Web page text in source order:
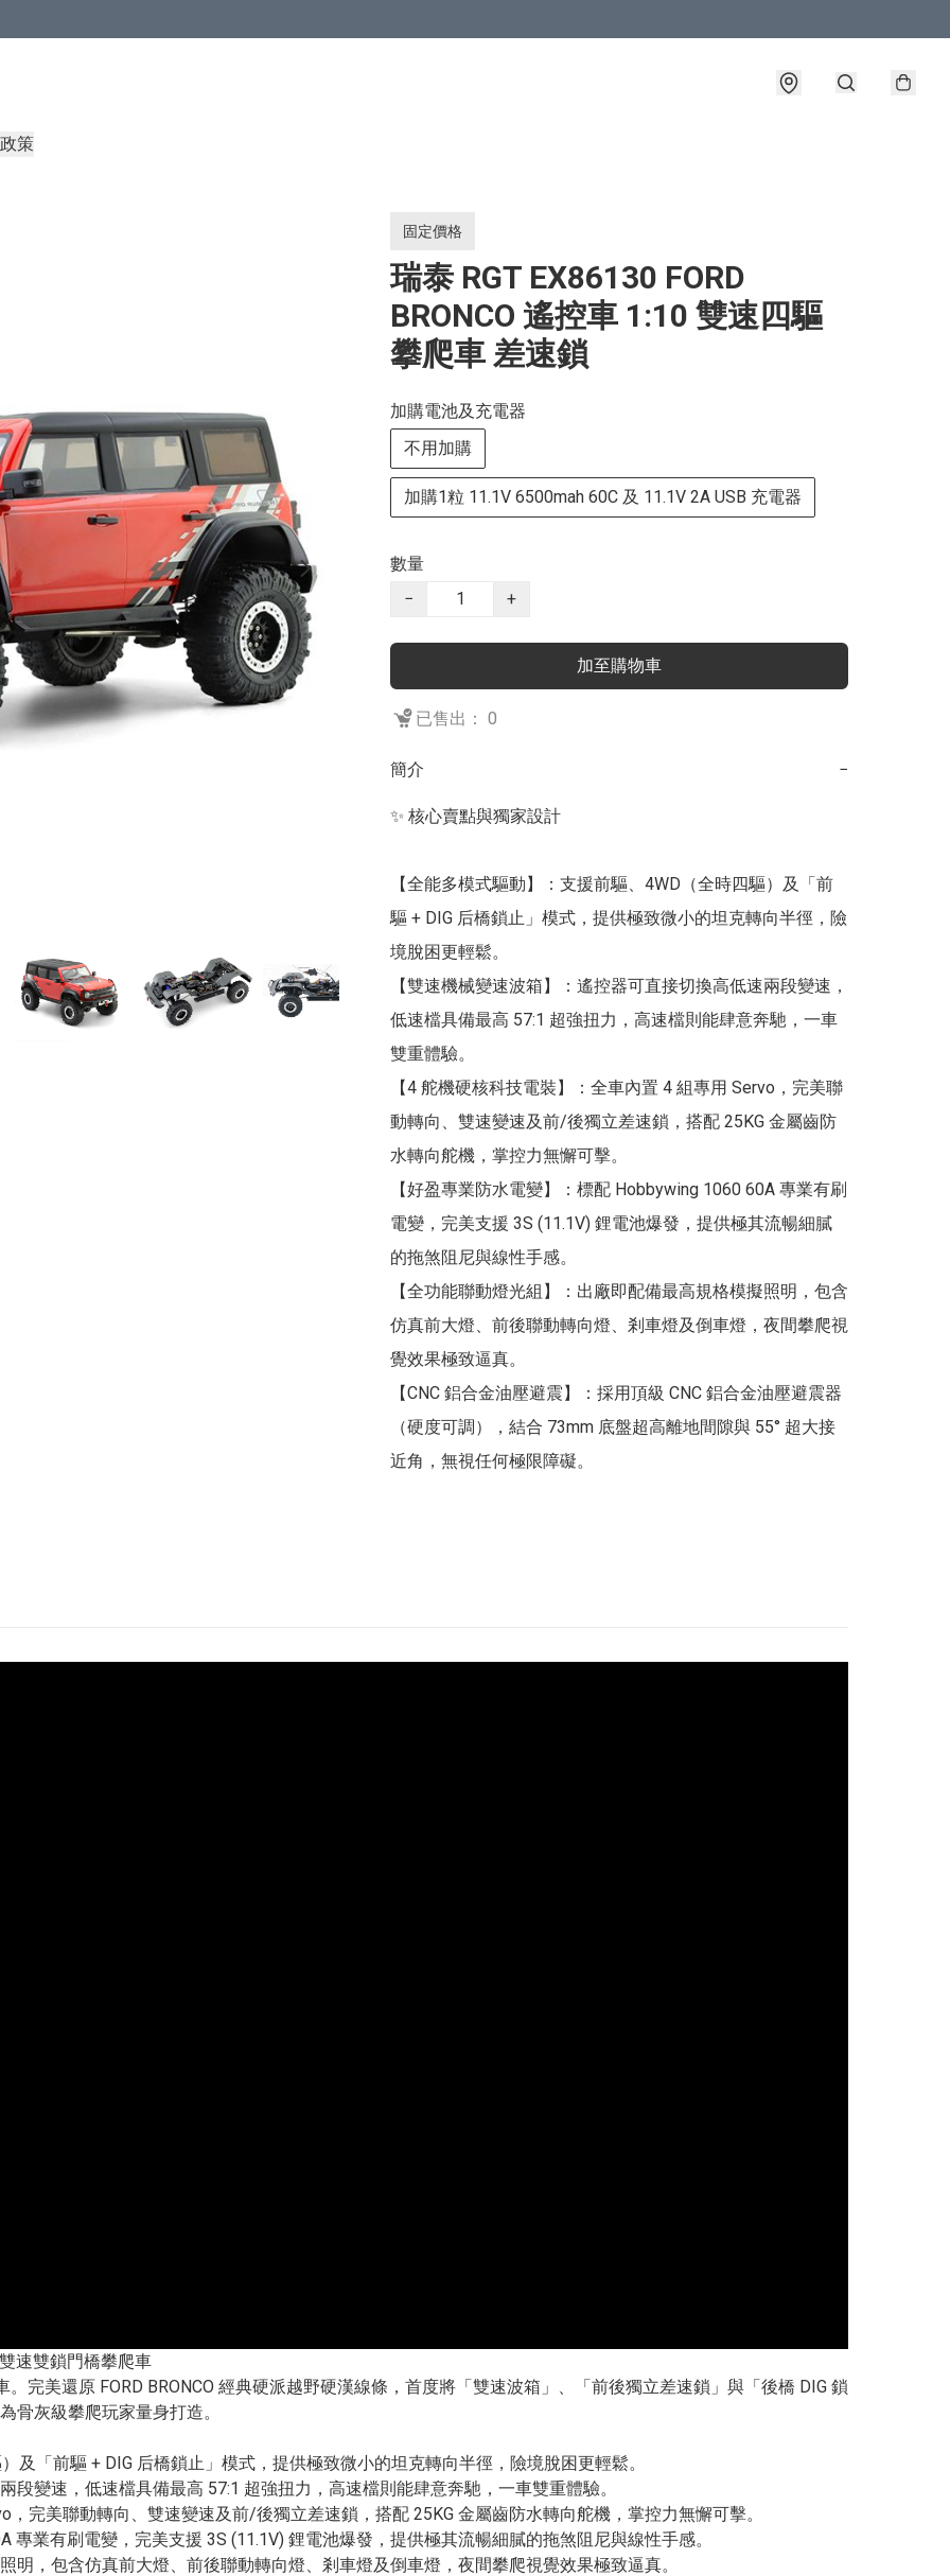
策
固定價格
瑞泰 RGT EX86130 FORD
BRONCO 遙控車 1:10 雙速四驅
攀爬車 差速鎖
加購電池及充電器
不用加購
加購1粒 11.1V 6500mah 60C 及 11.1V 2A USB 充電器
數量
−
+
加至購物車
已售出： 0
簡介 −
✨ 核心賣點與獨家設計
【全能多模式驅動】：支援前驅、4WD（全時四驅）及「前
驅 + DIG 后橋鎖止」模式，提供極致微小的坦克轉向半徑，險
境脫困更輕鬆。
【雙速機械變速波箱】：遙控器可直接切換高低速兩段變速，
低速檔具備最高 57:1 超強扭力，高速檔則能肆意奔馳，一車
雙重體驗。
【4 舵機硬核科技電裝】：全車內置 4 組專用 Servo，完美聯
動轉向、雙速變速及前/後獨立差速鎖，搭配 25KG 金屬齒防
水轉向舵機，掌控力無懈可擊。
【好盈專業防水電變】：標配 Hobbywing 1060 60A 專業有刷
電變，完美支援 3S (11.1V) 鋰電池爆發，提供極其流暢細膩
的拖煞阻尼與線性手感。
【全功能聯動燈光組】：出廠即配備最高規格模擬照明，包含
仿真前大燈、前後聯動轉向燈、剎車燈及倒車燈，夜間攀爬視
覺效果極致逼真。
【CNC 鋁合金油壓避震】：採用頂級 CNC 鋁合金油壓避震器
（硬度可調），結合 73mm 底盤超高離地間隙與 55° 超大接
近角，無視任何極限障礙。
速雙鎖門橋攀爬車
完美還原 FORD BRONCO 經典硬派越野硬漢線條，首度將「雙速波箱」、「前後獨立差速鎖」與「後橋 DIG 鎖
骨灰級攀爬玩家量身打造。
及「前驅 + DIG 后橋鎖止」模式，提供極致微小的坦克轉向半徑，險境脫困更輕鬆。
變速，低速檔具備最高 57:1 超強扭力，高速檔則能肆意奔馳，一車雙重體驗。
完美聯動轉向、雙速變速及前/後獨立差速鎖，搭配 25KG 金屬齒防水轉向舵機，掌控力無懈可擊。
業有刷電變，完美支援 3S (11.1V) 鋰電池爆發，提供極其流暢細膩的拖煞阻尼與線性手感。
明，包含仿真前大燈、前後聯動轉向燈、剎車燈及倒車燈，夜間攀爬視覺效果極致逼真。